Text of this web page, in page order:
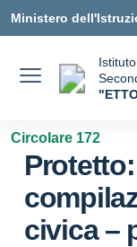
Ministero
Circolare 172
civica –